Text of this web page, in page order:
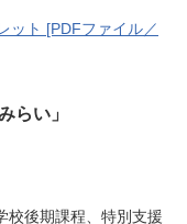
ット [PDFファイル／
らい」
校後期課程、特別支援